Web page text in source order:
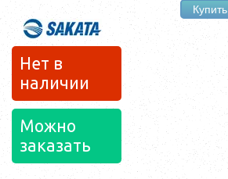
Купить
Нет в
наличии
Можно
заказать